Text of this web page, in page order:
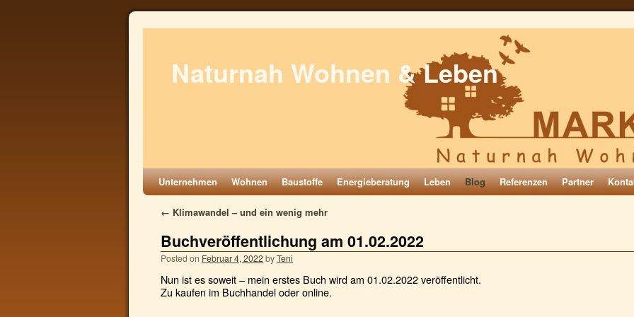
Naturnah Wohnen & Leben
Unternehmen Wohnen Baustoffe Energieberatung Leben Blog Referenzen Partner
← Klimawandel – und ein wenig mehr
Buchveröffentlichung am 01.02.2022
Posted on Februar 4, 2022byTeni
Nun ist es soweit – mein erstes Buch wird am 01.02.2022 veröffentlicht.
Zu kaufen im Buchhandel oder online.